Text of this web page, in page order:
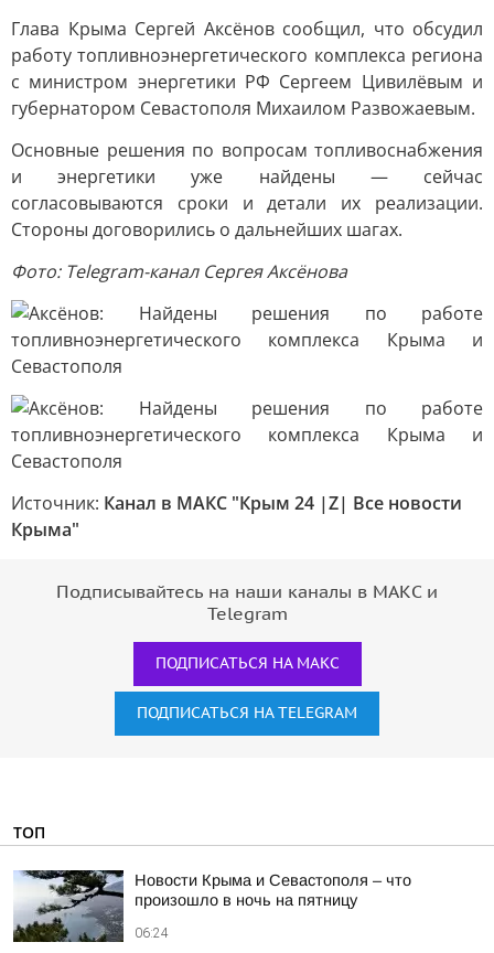
Глава Крыма Сергей Аксёнов сообщил, что обсудил
работу топливноэнергетического комплекса региона
с министром энергетики РФ Сергеем Цивилёвым и
губернатором Севастополя Михаилом Развожаевым.
Основные решения по вопросам топливоснабжения
и энергетики уже найдены — сейчас
согласовываются сроки и детали их реализации.
Стороны договорились о дальнейших шагах.
Фото: Telegram-канал Сергея Аксёнова
Источник: Канал в МАКС "Крым 24 |Z| Все новости
Крыма"
Подписывайтесь на наши каналы в МАКС и
Telegram
ПОДПИСАТЬСЯ НА МАКС
ПОДПИСАТЬСЯ НА TELEGRAM
ТОП
Новости Крыма и Севастополя – что
произошло в ночь на пятницу
06:24